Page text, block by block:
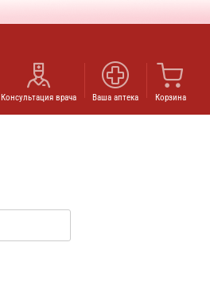
Консультация врача Ваша аптека Корзина